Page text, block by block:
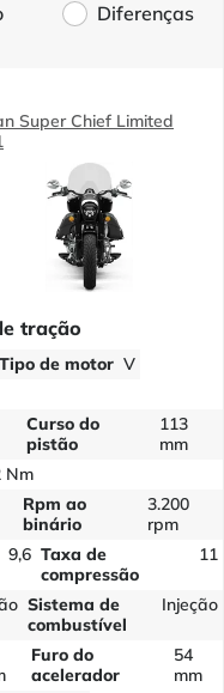
Diferenças
Super Chief Limited
tração
Tipo de motor V
Curso do
pistão
113
mm
Nm
Rpm ao
binário
3.200
rpm
9,6 Taxa de
compressão
11
Sistema de
combustível
Injeção
Furo do
acelerador
54
mm